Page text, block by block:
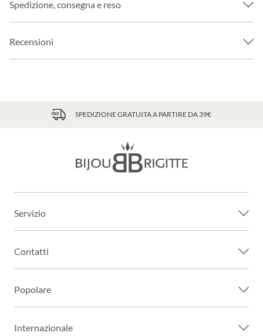
Spedizione, consegna e reso
Recensioni
SPEDIZIONE GRATUITA A PARTIRE DA 39€
Servizio
Contatti
Popolare
Internazionale